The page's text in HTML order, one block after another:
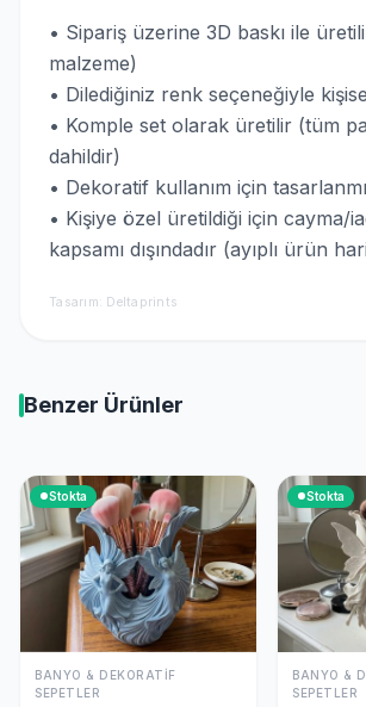
• Sipariş üzerine 3D baskı ile
malzeme)
• Dilediğiniz renk seçeneğiyle
• Komple set olarak üretilir (tüm
dahildir)
• Dekoratif kullanım için
• Kişiye özel üretildiği için cayma/
kapsamı dışındadır (ayıplı ürün
Tasarım: Deltaprints
Benzer Ürünler
Stokta
BANYO & DEKORATIF
SEPETLER
Stokta
BANYO &
SEPETLER